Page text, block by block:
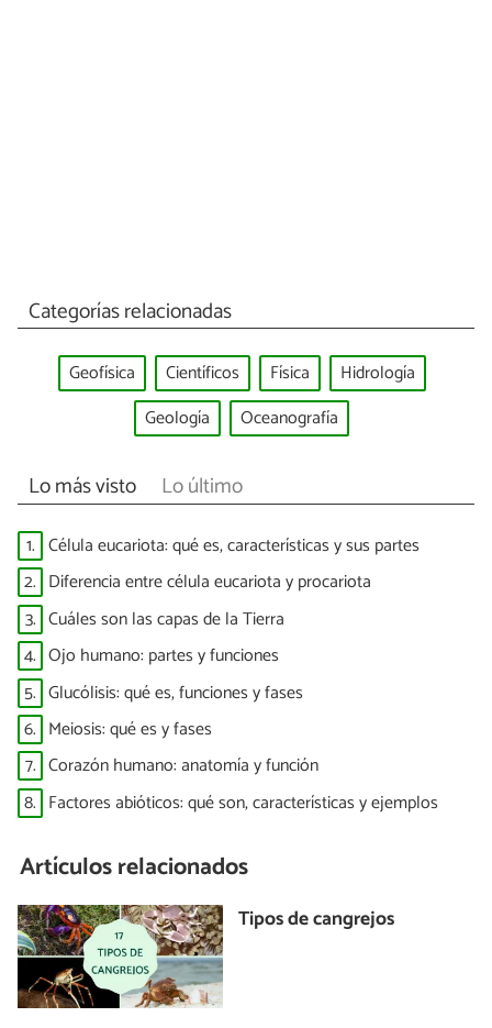
Categorías relacionadas
Geofísica Científicos Física
Hidrología
Geología
Oceanografía
Lo más visto Lo último
1. Célula eucariota: qué es, características y sus partes
2. Diferencia entre célula eucariota y procariota
3. Cuáles son las capas de la Tierra
4. Ojo humano: partes y funciones
5. Glucólisis: qué es, funciones y fases
6. Meiosis: qué es y fases
7. Corazón humano: anatomía y función
8. Factores abióticos: qué son, características y ejemplos
Artículos relacionados
Tipos de cangrejos